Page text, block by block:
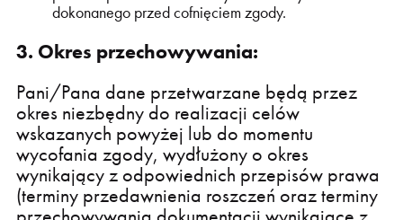
dokonanego przed cofnięciem zgody.
3. Okres przechowywania:
Pani/Pana dane przetwarzane będą przez
okres niezbędny do realizacji celów
wskazanych powyżej lub do momentu
wycofania zgody, wydłużony o okres
wynikający z odpowiednich przepisów prawa
(terminy przedawnienia roszczeń oraz terminy